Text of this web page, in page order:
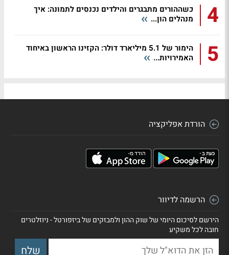
4
כשההורים מתבגרים והילדים נכנסים לתמונה: איך
מנהלים הון...
5
הימור של 5.1 מיליארד דולר: הקזינו הראשון באיחוד
האמירויות...
הורדת אפליקציה
הרשמה לדיוור
הירשם לסיכום היומי של שוק ההון ולמבזקים של ביזפורטל - ניוזלטרים
חובה לכל משקיע